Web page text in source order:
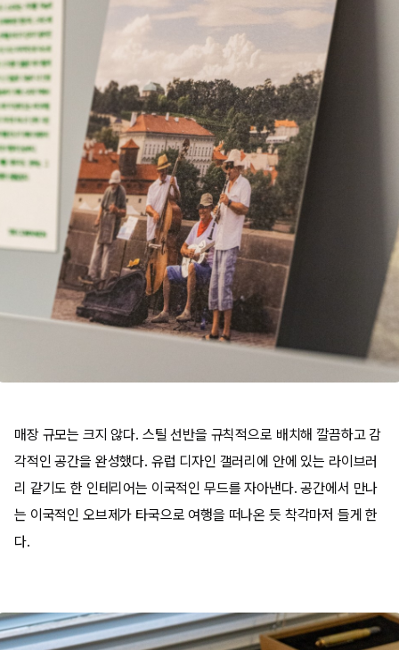
매장 규모는 크지 않다. 스틸 선반을 규칙적으로 배치해 깔끔하고 감
각적인 공간을 완성했다. 유럽 디자인 갤러리에 안에 있는 라이브러
리 같기도 한 인테리어는 이국적인 무드를 자아낸다. 공간에서 만나
는 이국적인 오브제가 타국으로 여행을 떠나온 듯 착각마저 들게 한
다.